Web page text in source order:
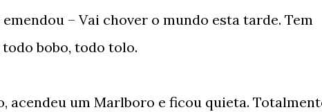
– Vai chover o mundo esta tarde. Tem
bobo, todo tolo.
acendeu um Marlboro e ficou quieta.